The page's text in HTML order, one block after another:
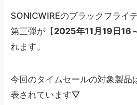
SONICWIREのブラックフライ
第三弾が【2025年11月19日16
れます。
今回のタイムセールの対象製品
表されています▽